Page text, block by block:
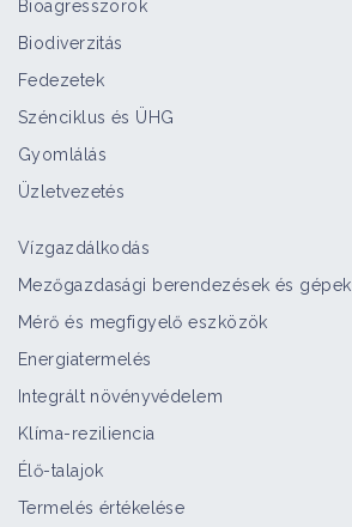
Bioagresszorok
Biodiverzitás
Fedezetek
Szénciklus és ÜHG
Gyomlálás
Üzletvezetés
Vízgazdálkodás
Mezőgazdasági berendezések és gépek
Mérő és megfigyelő eszközök
Energiatermelés
Integrált növényvédelem
Klíma-reziliencia
Élő-talajok
Termelés értékelése